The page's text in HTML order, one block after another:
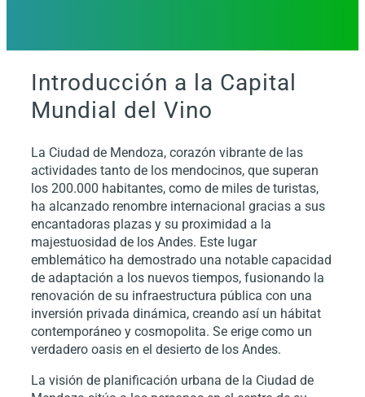
Introducción a la Capital
Mundial del Vino
La Ciudad de Mendoza, corazón vibrante de las
actividades tanto de los mendocinos, que superan
los 200.000 habitantes, como de miles de turistas,
ha alcanzado renombre internacional gracias a sus
encantadoras plazas y su proximidad a la
majestuosidad de los Andes. Este lugar
emblemático ha demostrado una notable capacidad
de adaptación a los nuevos tiempos, fusionando la
renovación de su infraestructura pública con una
inversión privada dinámica, creando así un hábitat
contemporáneo y cosmopolita. Se erige como un
verdadero oasis en el desierto de los Andes.
La visión de planificación urbana de la Ciudad de